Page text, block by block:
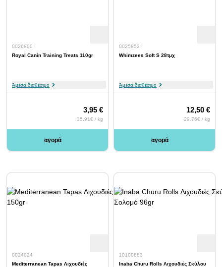
0026800
Royal Canin Training Treats 110gr
Άμεσα διαθέσιμο
3,95 €
35.91€ / kg
αγορά
0025853
Whimzees Soft S 28τμχ
Άμεσα διαθέσιμο
12,50 €
29.76€ / kg
αγορά
0024024
Mediterranean Tapas Λιχουδιές
10100883
Inaba Churu Rolls Λιχουδιές Σκύλου